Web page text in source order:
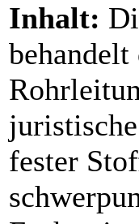
Inhalt:
fester